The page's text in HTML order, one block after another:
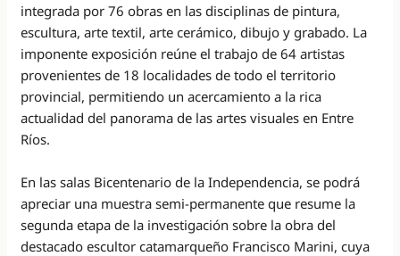
integrada por 76 obras en las disciplinas de pintura,
escultura, arte textil, arte cerámico, dibujo y grabado. La
imponente exposición reúne el trabajo de 64 artistas
provenientes de 18 localidades de todo el territorio
provincial, permitiendo un acercamiento a la rica
actualidad del panorama de las artes visuales en Entre
Ríos.
En las salas Bicentenario de la Independencia, se podrá
apreciar una muestra semi-permanente que resume la
segunda etapa de la investigación sobre la obra del
destacado escultor catamarqueño Francisco Marini, cuya